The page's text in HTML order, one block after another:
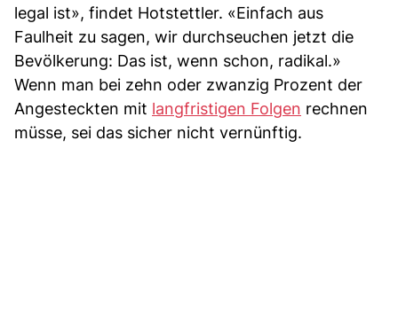
legal ist», findet Hotstettler. «Einfach aus
Faulheit zu sagen, wir durchseuchen jetzt die
Bevölkerung: Das ist, wenn schon, radikal.»
Wenn man bei zehn oder zwanzig Prozent der
Angesteckten mit langfristigen Folgen rechnen
müsse, sei das sicher nicht vernünftig.